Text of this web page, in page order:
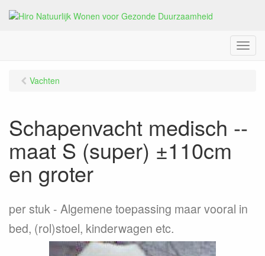
M
e
Vachten
Schapenvacht medisch --
maat S (super) ±110cm
en groter
per stuk
Algemene toepassing maar vooral in
bed, (rol)stoel, kinderwagen etc.